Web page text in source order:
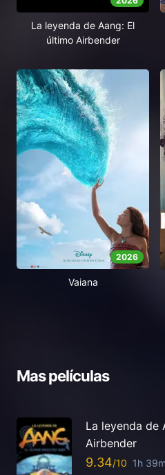
La leyenda de Aang: El
último Airbender
2026
Vaiana
Mas películas
La leyenda de
Airbender
9.34 1h